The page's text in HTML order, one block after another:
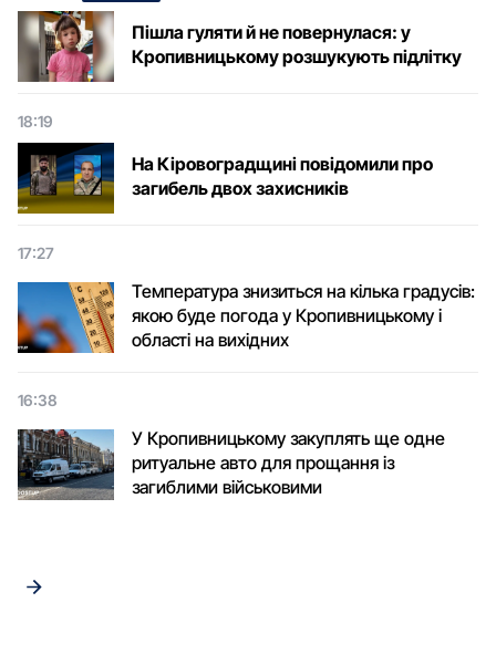
Пішла гуляти й не повернулася: у
Кропивницькому розшукують підлітку
18:19
На Кіровоградщині повідомили про
загибель двох захисників
17:27
Температура знизиться на кілька градусів:
якою буде погода у Кропивницькому і
області на вихідних
16:38
У Кропивницькому закуплять ще одне
ритуальне авто для прощання із
загиблими військовими